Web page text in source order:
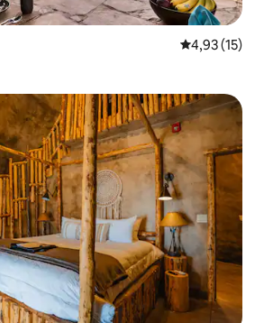
4,93 de uma
4,93 (15)